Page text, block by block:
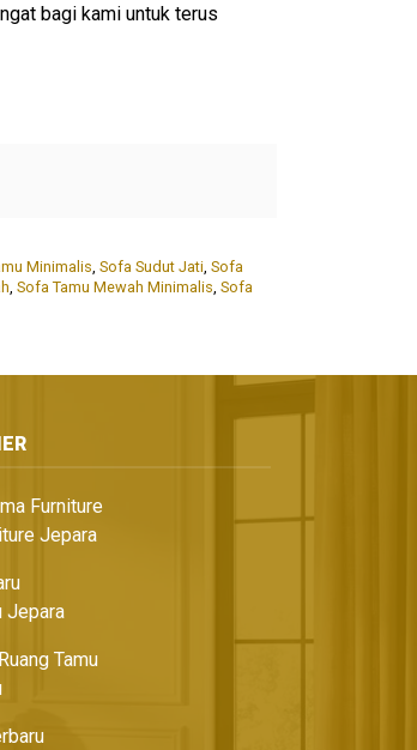
bagi kami untuk terus
Minimalis, Sofa Sudut Jati, Sofa
, Sofa Tamu Mewah Minimalis, Sofa
Furniture
Jepara
Jepara
Tamu